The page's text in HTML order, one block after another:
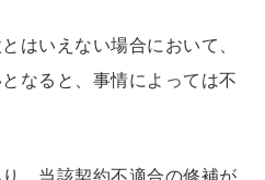
はいえない場合において、
なると、事情によっては不
、当該契約不適合の修補が